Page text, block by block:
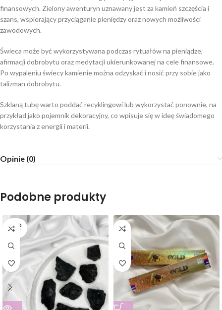
finansowych. Zielony awenturyn uznawany jest za kamień szczęścia i
szans, wspierający przyciąganie pieniędzy oraz nowych możliwości
zawodowych.
Świeca może być wykorzystywana podczas rytuałów na pieniądze,
afirmacji dobrobytu oraz medytacji ukierunkowanej na cele finansowe.
Po wypaleniu świecy kamienie można odzyskać i nosić przy sobie jako
talizman dobrobytu.
Szklaną tubę warto poddać recyklingowi lub wykorzystać ponownie, na
przykład jako pojemnik dekoracyjny, co wpisuje się w ideę świadomego
korzystania z energii i materii.
Opinie (0)
Podobne produkty
SOLD
OUT